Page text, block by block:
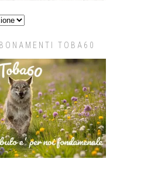
TOBA60